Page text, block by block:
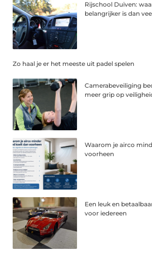
Rijschool Duiven:
belangrijker is dan
Zo haal je er het meeste uit padel spelen
Camerabeveiliging
meer grip op
Waarom je airco
voorheen
Een leuk en
voor iedereen